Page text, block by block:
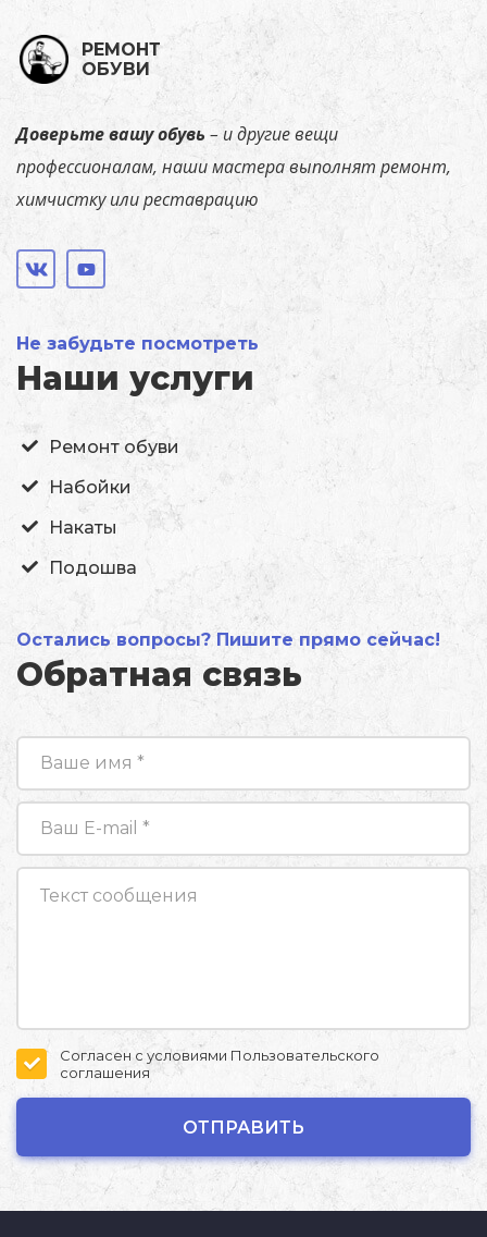
РЕМОНТ
ОБУВИ
Доверьтевашуобувь – идругиевещи
профессионалам, нашимастеравыполнят ремонт,
химчистку или реставрацию
Не забудьте посмотреть
Наши услуги
Ремонт обуви
Набойки
Накаты
Подошва
Остались вопросы? Пишите прямо сейчас!
Обратная связь
Согласен с условиями Пользовательского
соглашения